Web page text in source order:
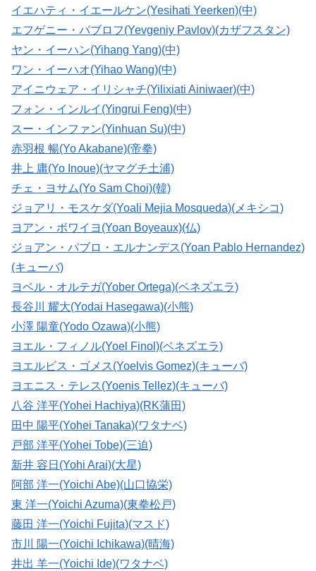
イエハティ・イエールケン(Yesihati Yeerken)(中)
エフゲニー・パブロフ(Yevgeniy Pavlov)(カザフスタン)
ヤン・イーハン(Yihang Yang)(中)
ワン・イーハオ(Yihao Wang)(中)
アイニウェア・イリシャチ(Yilixiati Ainiwaer)(中)
フォン・インルイ(Yingrui Feng)(中)
スー・インファン(Yinhuan Su)(中)
赤羽根 暢(Yo Akabane)(帝拳)
井上 庸(Yo Inoue)(ヤマグチ土浦)
チェ・ヨサム(Yo Sam Choi)(韓)
ジョアリ・モスケダ(Yoali Mejia Mosqueda)(メキシコ)
ヨアン・ボワイヨ(Yoan Boyeaux)(仏)
ジョアン・パブロ・エルナンデス(Yoan Pablo Hernandez)
(キューバ)
ヨベル・オルテガ(Yober Ortega)(ベネズエラ)
長谷川 耀大(Yodai Hasegawa)(小熊)
小澤 陽童(Yodo Ozawa)(小熊)
ヨエル・フィノル(Yoel Finol)(ベネズエラ)
ヨエルビス・ゴメス(Yoelvis Gomez)(キューバ)
ヨエニス・テレス(Yoenis Tellez)(キューバ)
八谷 洋平(Yohei Hachiya)(RK蒲田)
田中 陽平(Yohei Tanaka)(ワタナベ)
戸部 洋平(Yohei Tobe)(三迫)
新井 容日(Yohi Arai)(大星)
阿部 洋一(Yoichi Abe)(山口協栄)
東 洋一(Yoichi Azuma)(東拳松戸)
藤田 洋一(Yoichi Fujita)(マスド)
市川 陽一(Yoichi Ichikawa)(晴海)
井出 羊一(Yoichi Ide)(ワタナベ)